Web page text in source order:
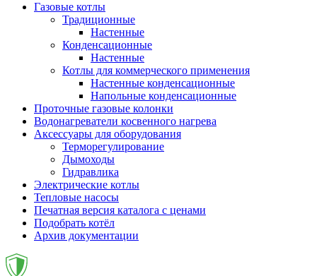
Газовые котлы
Традиционные
Настенные
Конденсационные
Настенные
Котлы для коммерческого применения
Настенные конденсационные
Напольные конденсационные
Проточные газовые колонки
Водонагреватели косвенного нагрева
Аксессуары для оборудования
Терморегулирование
Дымоходы
Гидравлика
Электрические котлы
Тепловые насосы
Печатная версия каталога с ценами
Подобрать котёл
Архив документации